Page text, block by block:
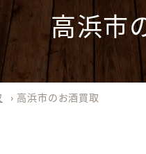
高浜市
› 高浜市のお酒買取